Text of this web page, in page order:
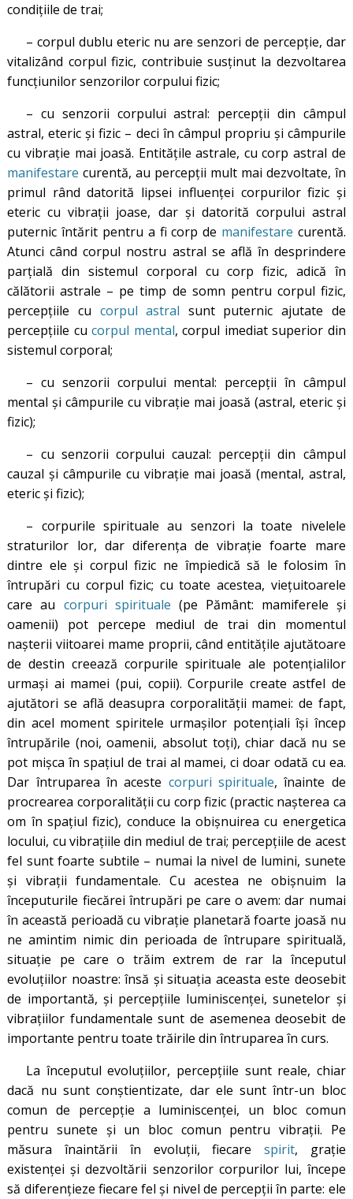
condiţiile de trai;
– corpul dublu eteric nu are senzori de percepţie, dar
vitalizând corpul fizic, contribuie susţinut la dezvoltarea
funcţiunilor senzorilor corpului fizic;
– cu senzorii corpului astral: percepţii din câmpul
astral, eteric şi fizic – deci în câmpul propriu şi câmpurile
cu vibraţie mai joasă. Entităţile astrale, cu corp astral de
manifestare curentă, au percepţii mult mai dezvoltate, în
primul rând datorită lipsei influenţei corpurilor fizic şi
eteric cu vibraţii joase, dar şi datorită corpului astral
puternic întărit pentru a fi corp de manifestare curentă.
Atunci când corpul nostru astral se află în desprindere
parţială din sistemul corporal cu corp fizic, adică în
călătorii astrale – pe timp de somn pentru corpul fizic,
percepţiile cu corpul astral sunt puternic ajutate de
percepţiile cucorpul mental, corpul imediat superior din
sistemul corporal;
– cu senzorii corpului mental: percepţii în câmpul
mental şi câmpurile cu vibraţie mai joasă (astral, eteric şi
fizic);
– cu senzorii corpului cauzal: percepţii din câmpul
cauzal şi câmpurile cu vibraţie mai joasă (mental, astral,
eteric și fizic);
– corpurile spirituale au senzori la toate nivelele
straturilor lor, dar diferenţa de vibraţie foarte mare
dintre ele şi corpul fizic ne împiedică să le folosim în
întrupări cu corpul fizic; cu toate acestea, vieţuitoarele
care au corpuri spirituale (pe Pământ: mamiferele şi
oamenii) pot percepe mediul de trai din momentul
naşterii viitoarei mame proprii, când entităţile ajutătoare
de destin creează corpurile spirituale ale potenţialilor
urmaşi ai mamei (pui, copii). Corpurile create astfel de
ajutători se află deasupra corporalităţii mamei: de fapt,
din acel moment spiritele urmaşilor potenţiali îşi încep
întrupările (noi, oamenii, absolut toți), chiar dacă nu se
pot mișca în spațiul de trai al mamei, ci doar odată cu ea.
Dar întruparea în aceste corpuri spirituale, înainte de
procrearea corporalității cu corp fizic (practic nașterea ca
om în spațiul fizic), conduce la obișnuirea cu energetica
locului, cu vibraţiile din mediul de trai; percepţiile de acest
fel sunt foarte subtile – numai la nivel de lumini, sunete
şi vibraţii fundamentale. Cu acestea ne obișnuim la
începuturile fiecărei întrupări pe care o avem: dar numai
în această perioadă cu vibrație planetară foarte joasă nu
ne amintim nimic din perioada de întrupare spirituală,
situație pe care o trăim extrem de rar la începutul
evoluțiilor noastre: însă și situația aceasta este deosebit
de importantă, și percepțiile luminiscenței, sunetelor și
vibrațiilor fundamentale sunt de asemenea deosebit de
importante pentru toate trăirile din întruparea în curs.
La începutul evoluţiilor, percepţiile sunt reale, chiar
dacă nu sunt conștientizate, dar ele sunt într-un bloc
comun de percepţie a luminiscenţei, un bloc comun
pentru sunete şi un bloc comun pentru vibraţii. Pe
măsura înaintării în evoluţii, fiecare spirit, graţie
existenţei și dezvoltării senzorilor corpurilor lui, începe
să diferenţieze fiecare fel și nivel de percepţii în parte: ele